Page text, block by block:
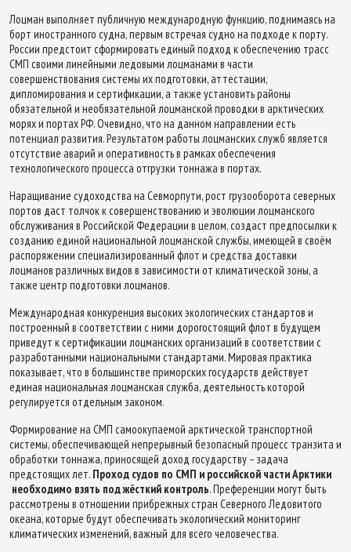
Лоцман выполняет публичную международную функцию, поднимаясь на
борт иностранного судна, первым встречая судно на подходе к порту.
России предстоит сформировать единый подход к обеспечению трасс
СМП своими линейными ледовыми лоцманами в части
совершенствования системы их подготовки, аттестации,
дипломирования и сертификации, а также установить районы
обязательной и необязательной лоцманской проводки в арктических
морях и портах РФ. Очевидно, что на данном направлении есть
потенциал развития. Результатом работы лоцманских служб является
отсутствие аварий и оперативность в рамках обеспечения
технологического процесса отгрузки тоннажа в портах.
Наращивание судоходства на Севморпути, рост грузооборота северных
портов даст толчок к совершенствованию и эволюции лоцманского
обслуживания в Российской Федерации в целом, создаст предпосылки к
созданию единой национальной лоцманской службы, имеющей в своём
распоряжении специализированный флот и средства доставки
лоцманов различных видов в зависимости от климатической зоны, а
также центр подготовки лоцманов.
Международная конкуренция высоких экологических стандартов и
построенный в соответствии с ними дорогостоящий флот в будущем
приведут к сертификации лоцманских организаций в соответствии с
разработанными национальными стандартами. Мировая практика
показывает, что в большинстве приморских государств действует
единая национальная лоцманская служба, деятельность которой
регулируется отдельным законом.
Формирование на СМП самоокупаемой арктической транспортной
системы, обеспечивающей непрерывный безопасный процесс транзита и
обработки тоннажа, приносящей доход государству – задача
предстоящих лет. Проход судов по СМП и российской части Арктики
необходимо взять под жёсткий контроль. Преференции могут быть
рассмотрены в отношении прибрежных стран Северного Ледовитого
океана, которые будут обеспечивать экологический мониторинг
климатических изменений, важный для всего человечества.